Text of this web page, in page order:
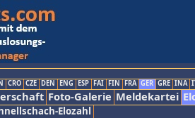
CRO CZE DEN ENG ESP FAI FIN FRA GER GRE INA
Foto-Galerie Meldekartei
Elozahl